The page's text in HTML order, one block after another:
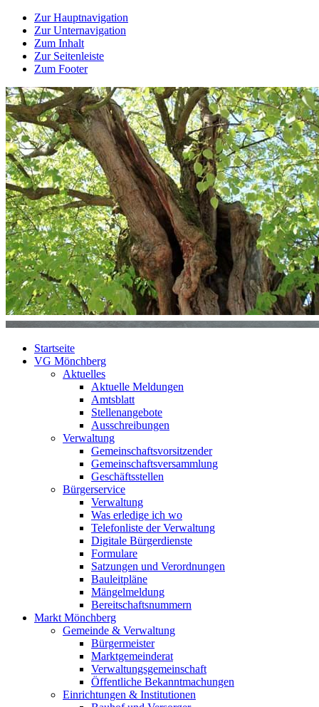
Zur Hauptnavigation
Zur Unternavigation
Zum Inhalt
Zur Seitenleiste
Zum Footer
Startseite
VG Mönchberg
Aktuelles
Aktuelle Meldungen
Amtsblatt
Stellenangebote
Ausschreibungen
Verwaltung
Gemeinschaftsvorsitzender
Gemeinschaftsversammlung
Geschäftsstellen
Bürgerservice
Verwaltung
Was erledige ich wo
Telefonliste der Verwaltung
Digitale Bürgerdienste
Formulare
Satzungen und Verordnungen
Bauleitpläne
Mängelmeldung
Bereitschaftsnummern
Markt Mönchberg
Gemeinde & Verwaltung
Bürgermeister
Marktgemeinderat
Verwaltungsgemeinschaft
Öffentliche Bekanntmachungen
Einrichtungen & Institutionen